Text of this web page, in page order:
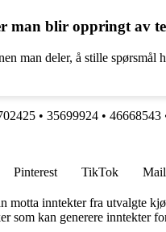
man blir oppringt av
man deler, å stille spørsmål
• 35699924 • 46668543
Pinterest TikTok Mail
inntekter fra utvalgte
kan generere inntekter